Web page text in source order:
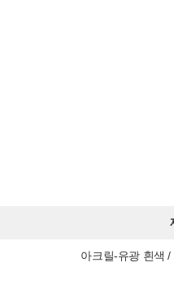
아크릴-유광 흰색 /